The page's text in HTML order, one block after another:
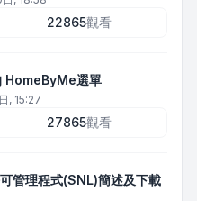
22865觀看
HomeByMe選單
, 15:27
27865觀看
管理程式(SNL)簡述及下載